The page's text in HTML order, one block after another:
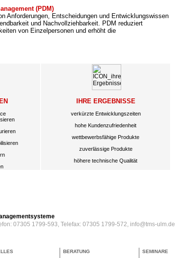
(PDM)
Anforderungen, Entscheidungen und Entwicklungswissen
und Nachvollziehbarkeit. PDM reduziert
von Einzelpersonen und erhöht die
IHRE ERGEBNISSE
verkürzte Entwicklungszeiten
hohe Kundenzufriedenheit
wettbewerbsfähige Produkte
zuverlässige Produkte
höhere technische Qualität
07305 1799-593, Telefax: 07305 1799-572, info@tms-ulm.de
BERATUNG
SEMINARE